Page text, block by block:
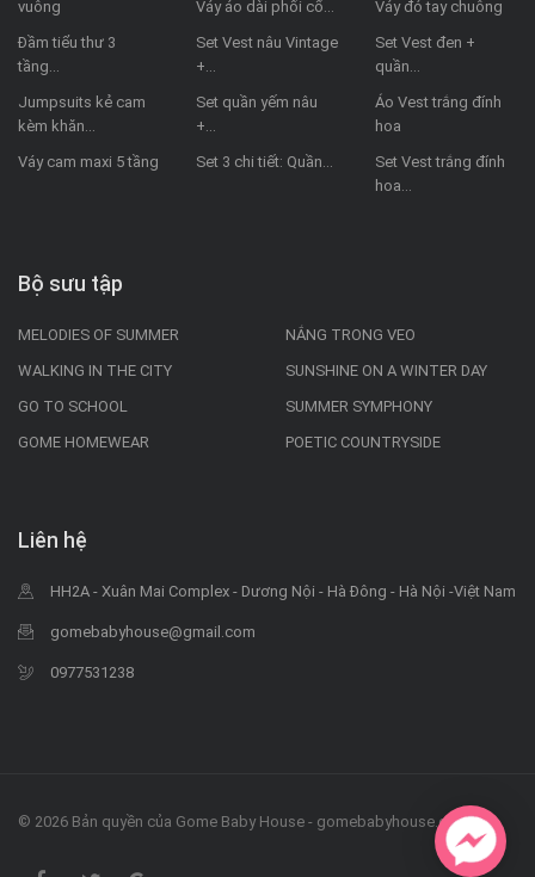
vuông
Đầm tiểu thư 3
tầng...
Jumpsuits kẻ cam
kèm khăn...
Váy cam maxi 5 tầng
Váy áo dài phối cổ...
Set Vest nâu Vintage
+...
Set quần yếm nâu
+...
Set 3 chi tiết: Quần...
Váy đỏ tay chuông
Set Vest đen +
quần...
Áo Vest trắng đính
hoa
Set Vest trắng đính
hoa...
Bộ sưu tập
MELODIES OF SUMMER
WALKING IN THE CITY
GO TO SCHOOL
GOME HOMEWEAR
NẮNG TRONG VEO
SUNSHINE ON A WINTER DAY
SUMMER SYMPHONY
POETIC COUNTRYSIDE
Liên hệ
HH2A - Xuân Mai Complex - Dương Nội - Hà Đông - Hà Nội -Việt Nam
gomebabyhouse@gmail.com
0977531238
© 2026 Bản quyền của Gome Baby House - gomebabyhouse.com